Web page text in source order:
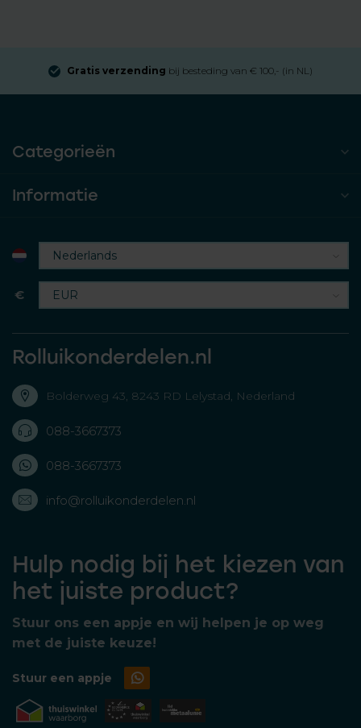
Gratis verzending bij besteding van € 100,- (in NL)
Categorieën
Informatie
€
Rolluikonderdelen.nl
Bolderweg 43, 8243 RD Lelystad, Nederland
088-3667373
088-3667373
info@rolluikonderdelen.nl
Hulp nodig bij het kiezen van
het juiste product?
Stuur ons een appje en wij helpen je op weg
met de juiste keuze!
Stuur een appje